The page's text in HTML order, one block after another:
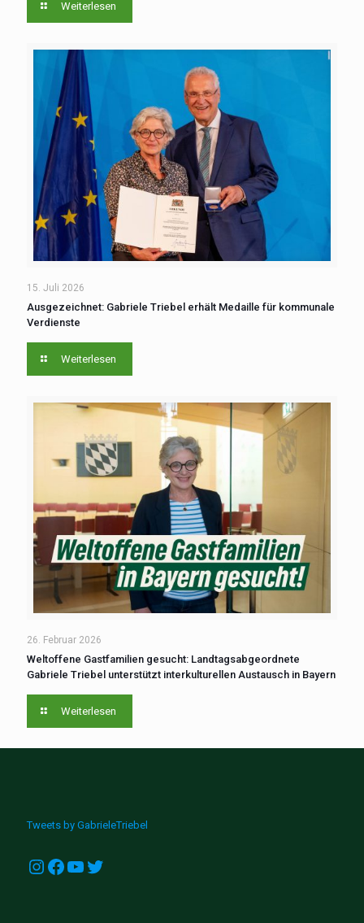
Weiterlesen
15. Juli 2026
Ausgezeichnet: Gabriele Triebel erhält Medaille für kommunale
Verdienste
Weiterlesen
26. Februar 2026
Weltoffene Gastfamilien gesucht: Landtagsabgeordnete
Gabriele Triebel ‍unterstützt interkulturellen Austausch ‍in ‍Bayern
Weiterlesen
Tweets by GabrieleTriebel
Instagram
Facebook
YouTube
Twitter